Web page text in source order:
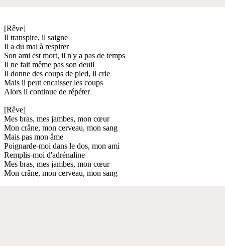
[Rêve]
Il transpire, il saigne
Il a du mal à respirer
Son ami est mort, il n'y a pas de temps
Il ne fait même pas son deuil
Il donne des coups de pied, il crie
Mais il peut encaisser les coups
Alors il continue de répéter
[Rêve]
Mes bras, mes jambes, mon cœur
Mon crâne, mon cerveau, mon sang
Mais pas mon âme
Poignarde-moi dans le dos, mon ami
Remplis-moi d'adrénaline
Mes bras, mes jambes, mon cœur
Mon crâne, mon cerveau, mon sang